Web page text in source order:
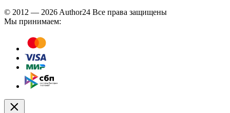
© 2012 — 2026 Author24 Все права защищены
Мы принимаем: